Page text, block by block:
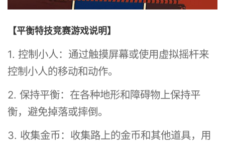
【平衡特技竞赛游戏说明】
1. 控制小人：通过触摸屏幕或使用虚拟摇杆来
控制小人的移动和动作。
2. 保持平衡：在各种地形和障碍物上保持平
衡，避免掉落或摔倒。
3. 收集金币：收集路上的金币和其他道具，用